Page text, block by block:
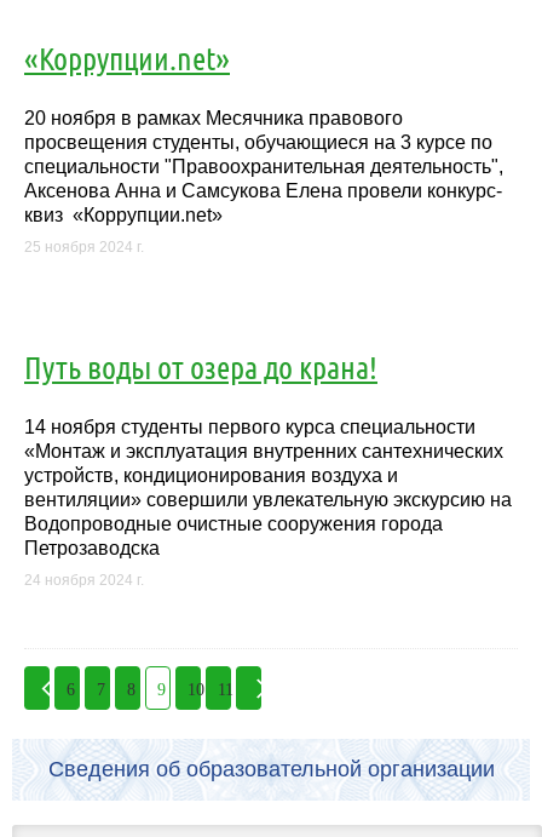
«Коррупции.net»
20 ноября в рамках Месячника правового
просвещения студенты, обучающиеся на 3 курсе по
специальности "Правоохранительная деятельность",
Аксенова Анна и Самсукова Елена провели конкурс-
квиз «Коррупции.net»
25 ноября 2024 г.
Путь воды от озера до крана!
14 ноября студенты первого курса специальности
«Монтаж и эксплуатация внутренних сантехнических
устройств, кондиционирования воздуха и
вентиляции» совершили увлекательную экскурсию на
Водопроводные очистные сооружения города
Петрозаводска
24 ноября 2024 г.
6 7 8 9 10 11
Сведения об образовательной организации